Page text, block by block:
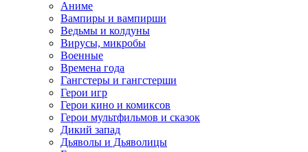
Аниме
Вампиры и вампирши
Ведьмы и колдуны
Вирусы, микробы
Военные
Времена года
Гангстеры и гангстерши
Герои игр
Герои кино и комиксов
Герои мультфильмов и сказок
Дикий запад
Дьяволы и Дьяволицы